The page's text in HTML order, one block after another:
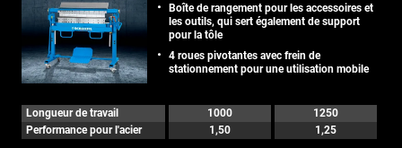
Boîte de rangement pour les accessoires et
les outils, qui sert également de support
pour la tôle
4 roues pivotantes avec frein de
stationnement pour une utilisation mobile
Longueur de travail 1000
1250
Performance pour l'acier
1,50 1,25